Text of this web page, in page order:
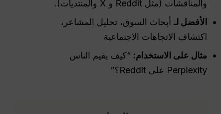
والمناقشات (مثل Reddit و X والمنتديات).
الأفضل لـ أبحاث السوق، تحليل المشاعر،
اكتشاف الاتجاهات الاجتماعية
مثال على الاستخدام: “كيف يقيم الناس
Perplexity على Reddit؟”